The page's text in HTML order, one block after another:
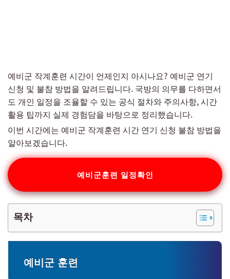
예비군 작계훈련 시간이 언제인지 아시나요? 예비군 연기
신청 및 불참 방법을 알려드립니다. 국방의 의무를 다하면서
도 개인 일정을 조율할 수 있는 공식 절차와 주의사항, 시간
활용 팁까지 실제 경험담을 바탕으로 정리했습니다.
이번 시간에는 예비군 작계훈련 시간 연기 신청 불참 방법을
알아보겠습니다.
예비군훈련 일정확인
목차
예비군 훈련